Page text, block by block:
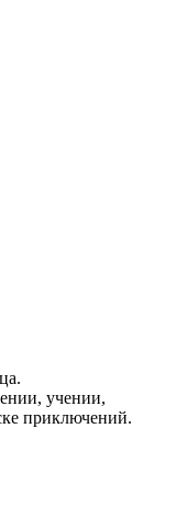
учении,
приключений.